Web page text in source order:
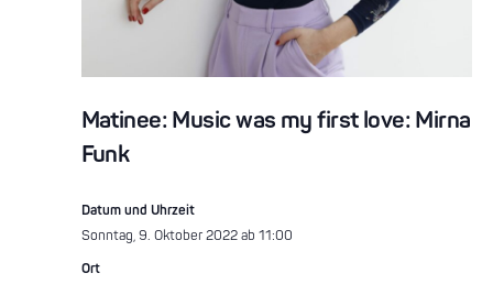
Matinee: Music was my first love: Mirna
Funk
Datum und Uhrzeit
Sonntag, 9. Oktober 2022 ab 11:00
Ort